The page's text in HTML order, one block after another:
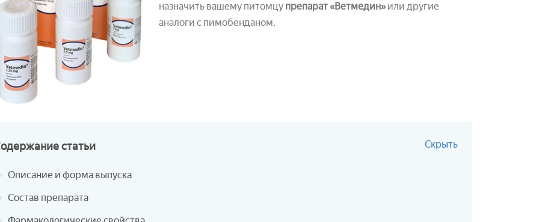
назначить вашему питомцу препарат «Ветмедин» или другие
аналоги с пимобенданом.
статьи Скрыть
Описание и форма выпуска
Состав препарата